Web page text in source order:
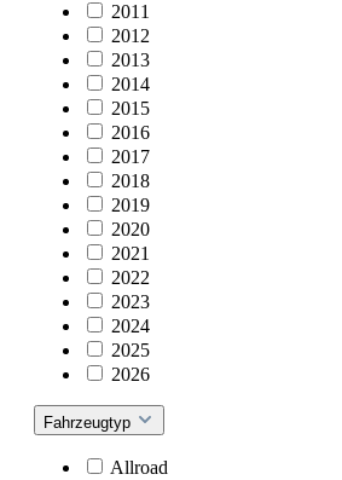
2011
2012
2013
2014
2015
2016
2017
2018
2019
2020
2021
2022
2023
2024
2025
2026
Fahrzeugtyp
Allroad